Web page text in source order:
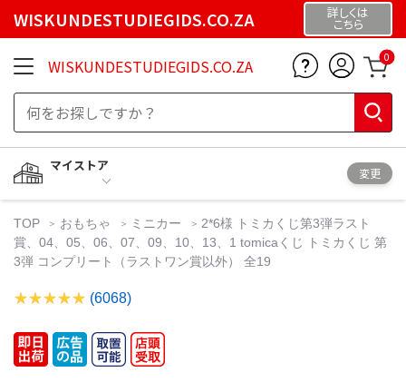
WISKUNDESTUDIEGIDS.CO.ZA 詳しくは
こちら
WISKUNDESTUDIEGIDS.CO.ZA 0
マイストア
変更
TOP おもちゃ ミニカー
2*6様 トミカくじ第3弾ラスト
賞、04、05、06、07、09、10、13、1 tomicaくじ トミカくじ 第
3弾 コンプリート（ラストワン賞以外） 全19
(6068)